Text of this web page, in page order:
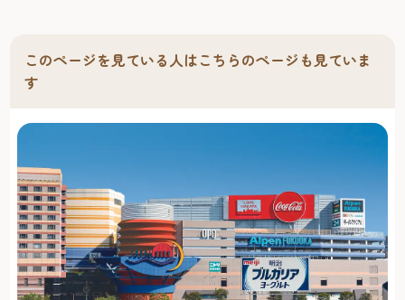
このページを見ている人はこちらのページも見ていま
す